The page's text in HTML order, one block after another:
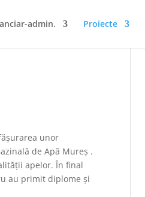
admin. Proiecte
unor
de Apă Mureș .
apelor. În final
au primit diplome și